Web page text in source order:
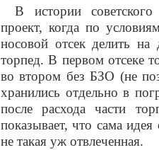
В истории
проект, когда по
носовой отсек делить
торпед. В первом отсеке
во втором без БЗО (не
хранились отдельно в
после расхода части
показывает, что сама
не такая уж отвлеченная.